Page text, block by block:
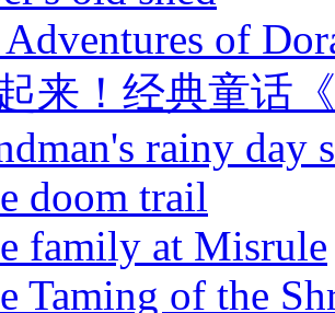
of
来！经典童话
rainy day
doom trail
family at Misrule
Taming of the